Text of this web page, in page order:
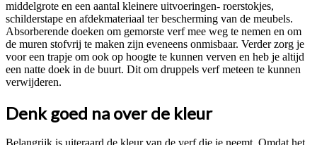
middelgrote en een aantal kleinere uitvoeringen- roerstokjes,
schilderstape en afdekmateriaal ter bescherming van de meubels.
Absorberende doeken om gemorste verf mee weg te nemen en om
de muren stofvrij te maken zijn eveneens onmisbaar. Verder zorg je
voor een trapje om ook op hoogte te kunnen verven en heb je altijd
een natte doek in de buurt. Dit om druppels verf meteen te kunnen
verwijderen.
Denk goed na over de kleur